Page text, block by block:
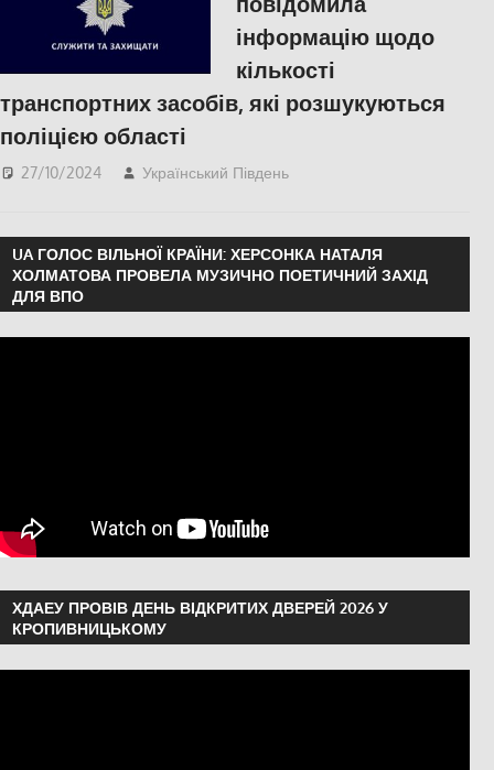
інформацію щодо
кількості
транспортних засобів, які розшукуються
поліцією області
27/10/2024 Український Південь
UA ГОЛОС ВІЛЬНОЇ КРАЇНИ: ХЕРСОНКА НАТАЛЯ
ХОЛМАТОВА ПРОВЕЛА МУЗИЧНО ПОЕТИЧНИЙ ЗАХІД
ДЛЯ ВПО
ХДАЕУ ПРОВІВ ДЕНЬ ВІДКРИТИХ ДВЕРЕЙ 2026 У
КРОПИВНИЦЬКОМУ